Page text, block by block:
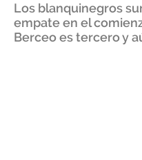
Los blanquinegros
empate en el
Berceo es tercero y